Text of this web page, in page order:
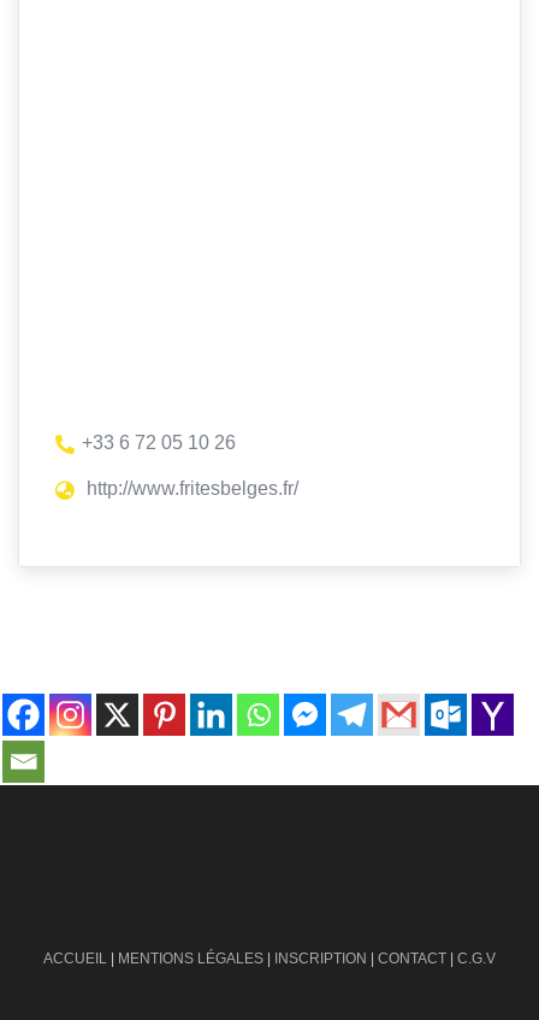
+33 6 72 05 10 26
http://www.fritesbelges.fr/
ACCUEIL | MENTIONS LÉGALES | INSCRIPTION | CONTACT | C.G.V